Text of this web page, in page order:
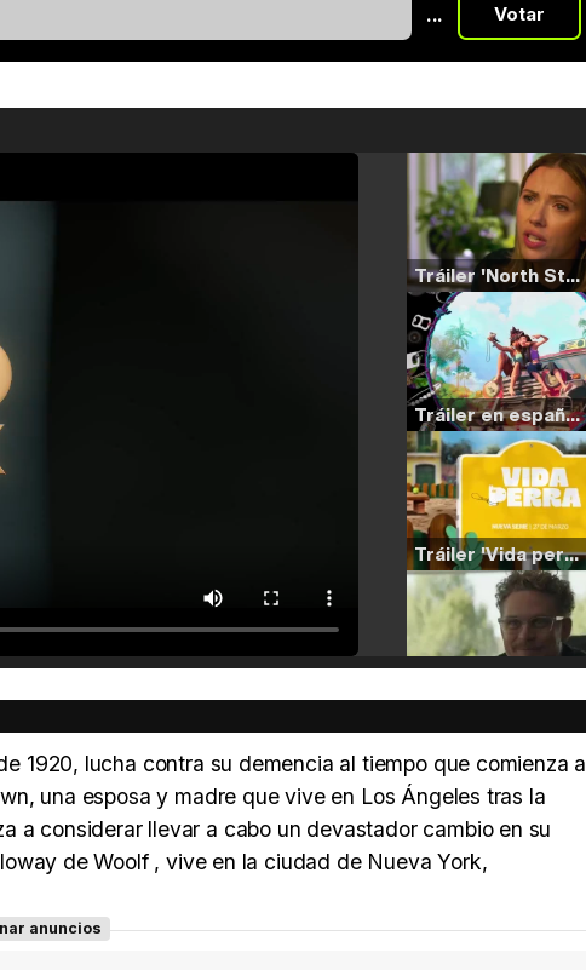
... Votar
Tráiler 'North Star' (2023)
Tráiler en español de 'La isla olvidada'
Tráiler 'Vida perra' (2026)
1920, lucha contra su demencia al tiempo que comienza a
una esposa y madre que vive en Los Ángeles tras la
a considerar llevar a cabo un devastador cambio en su
de Woolf , vive en la ciudad de Nueva York,
anuncios